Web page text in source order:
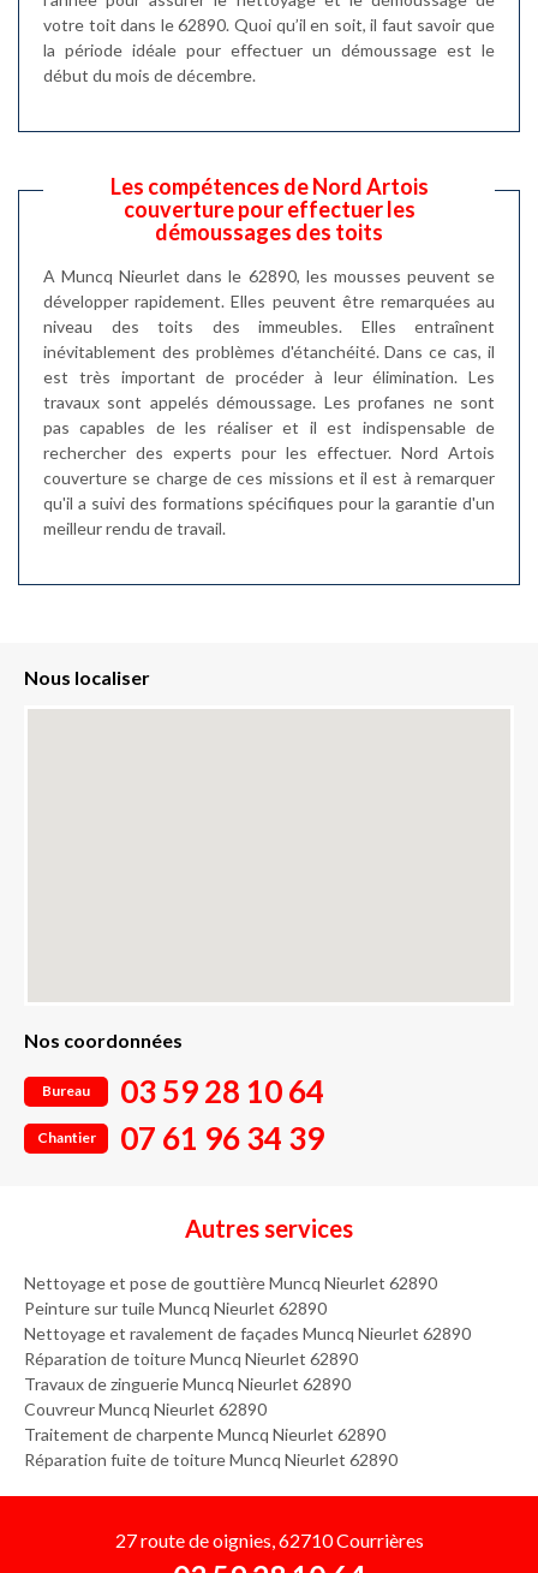
votre toit dans le 62890. Quoi qu’il en soit, il faut savoir que
la période idéale pour effectuer un démoussage est le
début du mois de décembre.
Les compétences de Nord Artois
couverture pour effectuer les
démoussages des toits
A Muncq Nieurlet dans le 62890, les mousses peuvent se
développer rapidement. Elles peuvent être remarquées au
niveau des toits des immeubles. Elles entraînent
inévitablement des problèmes d'étanchéité. Dans ce cas, il
est très important de procéder à leur élimination. Les
travaux sont appelés démoussage. Les profanes ne sont
pas capables de les réaliser et il est indispensable de
rechercher des experts pour les effectuer. Nord Artois
couverture se charge de ces missions et il est à remarquer
qu'il a suivi des formations spécifiques pour la garantie d'un
meilleur rendu de travail.
Nous localiser
Nos coordonnées
Bureau 03 59 28 10 64
Chantier 07 61 96 34 39
Autres services
Nettoyage et pose de gouttière Muncq Nieurlet 62890
Peinture sur tuile Muncq Nieurlet 62890
Nettoyage et ravalement de façades Muncq Nieurlet 62890
Réparation de toiture Muncq Nieurlet 62890
Travaux de zinguerie Muncq Nieurlet 62890
Couvreur Muncq Nieurlet 62890
Traitement de charpente Muncq Nieurlet 62890
Réparation fuite de toiture Muncq Nieurlet 62890
27 route de oignies, 62710 Courrières